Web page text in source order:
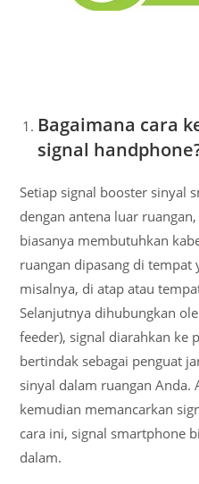
Bagaimana cara
signal
Setiap signal booster sinyal
dengan antena luar
biasanya membutuhkan
ruangan dipasang di tempat
misalnya, di atap atau
Selanjutnya dihubungkan
feeder), signal diarahkan ke
bertindak sebagai penguat
sinyal dalam ruangan Anda.
kemudian memancarkan
cara ini, signal smartphone
dalam.